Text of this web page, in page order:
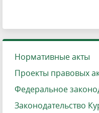
Нормативные акты
Проекты правовых
Федеральное
Законодательство